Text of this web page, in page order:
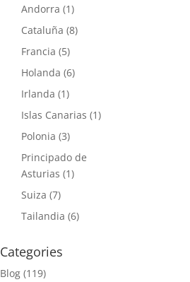
Andorra (1)
Cataluña (8)
Francia (5)
Holanda (6)
Irlanda (1)
Islas Canarias (1)
Polonia (3)
Principado de
Asturias (1)
Suiza (7)
Tailandia (6)
Categories
Blog (119)